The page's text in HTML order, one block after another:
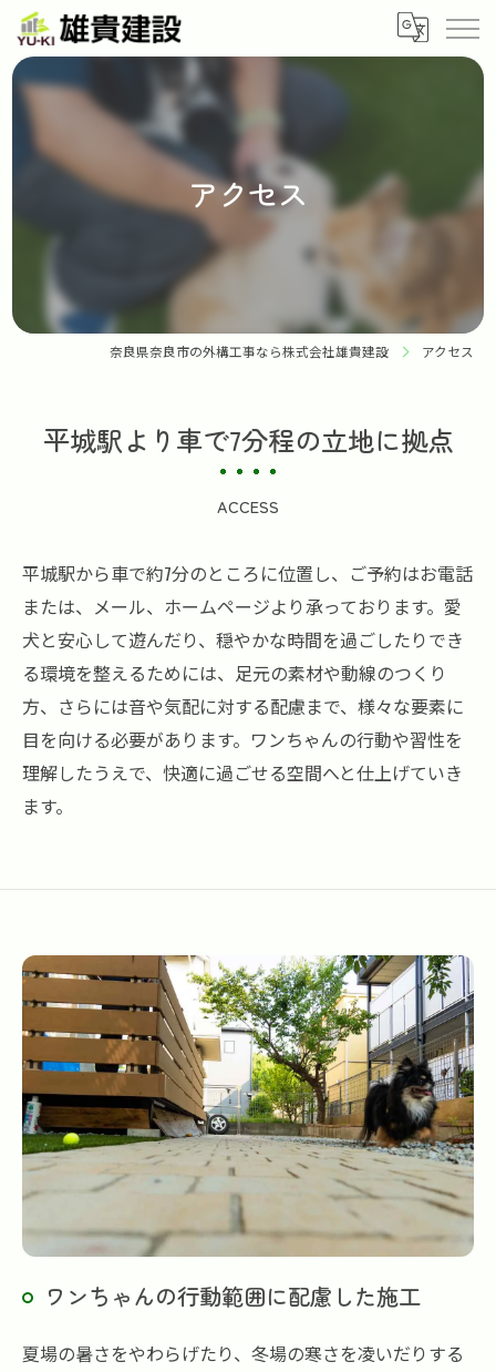
アクセス
奈良県奈良市の外構工事なら株式会社雄貴建設 アクセス
平城駅より車で7分程の立地に拠点
ACCESS
平城駅から車で約7分のところに位置し、ご予約はお電話
または、メール、ホームページより承っております。愛
犬と安心して遊んだり、穏やかな時間を過ごしたりでき
る環境を整えるためには、足元の素材や動線のつくり
方、さらには音や気配に対する配慮まで、様々な要素に
目を向ける必要があります。ワンちゃんの行動や習性を
理解したうえで、快適に過ごせる空間へと仕上げていき
ます。
ワンちゃんの行動範囲に配慮した施工
夏場の暑さをやわらげたり、冬場の寒さを凌いだりする